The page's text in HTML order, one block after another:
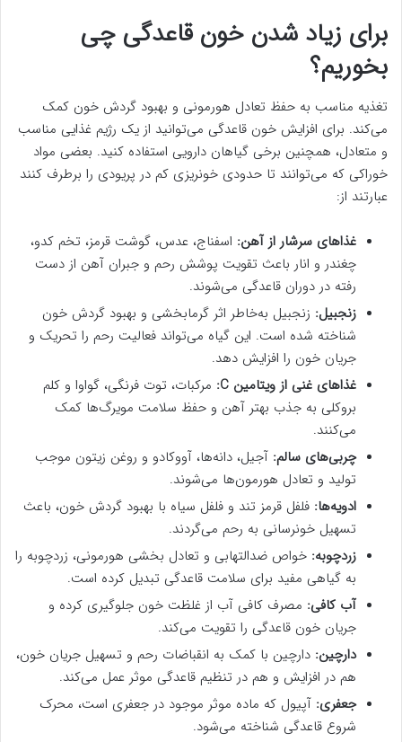
برای زیاد شدن خون قاعدگی چی
بخوریم؟
تغذیه مناسب به حفظ تعادل هورمونی و بهبود گردش خون کمک
می‌کند. برای افزایش خون قاعدگی می‌توانید از یک رژیم غذایی مناسب
و متعادل، همچنین برخی گیاهان دارویی استفاده کنید. بعضی مواد
خوراکی که می‌توانند تا حدودی خونریزی کم در پریودی را برطرف کنند
عبارتند از:
غذاهای سرشار از آهن: اسفناج، عدس، گوشت قرمز، تخم کدو،
چغندر و انار باعث تقویت پوشش رحم و جبران آهن از دست
رفته در دوران قاعدگی می‌شوند.
زنجبیل: زنجبیل به‌خاطر اثر گرمابخشی و بهبود گردش خون
شناخته شده است. این گیاه می‌تواند فعالیت رحم را تحریک و
جریان خون را افزایش دهد.
غذاهای غنی از ویتامین C
: مرکبات، توت فرنگی، گواوا و کلم
بروکلی به جذب بهتر آهن و حفظ سلامت مویرگ‌ها کمک
می‌کنند.
چربی‌های سالم: آجیل، دانه‌ها، آووکادو و روغن زیتون موجب
تولید و تعادل هورمون‌ها می‌شوند.
ادویه‌ها: فلفل قرمز تند و فلفل سیاه با بهبود گردش خون، باعث
تسهیل خونرسانی به رحم می‌گردند.
زردچوبه: خواص ضدالتهابی و تعادل بخشی هورمونی، زردچوبه را
به گیاهی مفید برای سلامت قاعدگی تبدیل کرده است.
آب کافی: مصرف کافی آب از غلظت خون جلوگیری کرده و
جریان خون قاعدگی را تقویت می‌کند.
دارچین: دارچین با کمک به انقباضات رحم و تسهیل جریان خون،
هم در افزایش و هم در تنظیم قاعدگی موثر عمل می‌کند.
جعفری: آپیول که ماده موثر موجود در جعفری است، محرک
شروع قاعدگی شناخته می‌شود.